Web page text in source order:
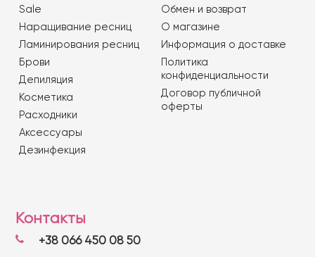
Sale
Наращивание ресниц
Ламинирования ресниц
Брови
Депиляция
Косметика
Расходники
Аксессуары
Дезинфекция
Обмен и возврат
О магазине
Информация о доставке
Политика
конфиденциальности
Договор публичной
оферты
Контакты
+38 066 450 08 50